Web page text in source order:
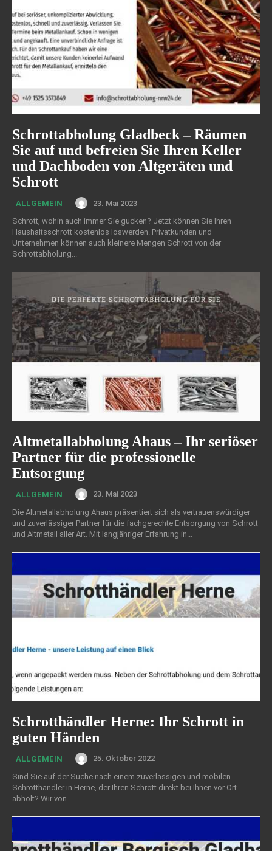
Schrottabholung Gladbeck – Räumen
Sie auf und befreien Sie Ihren Keller
und Dachboden von Altgeräten und
Schrott
ALLGEMEIN
23. Mai 2023
Schrott, wohin auch immer Sie gucken? Jetzt können Sie Ihren
Haushaltsschrott kostenlos loswerden. Privatkunden und
Unternehmen können auch kleinere Mengen Schrott von der
Schrottabholung...
Altmetallabholung Ahaus – Ihr seriöser
Partner für die professionelle
Entsorgung
ALLGEMEIN
23. Mai 2023
Die Altmetallabholung Ahaus präsentiert sich als vertrauenswürdiger
und zuverlässiger Partner für die fachgerechte Entsorgung von Schrott
und Altmetall aller Art. Mit langjähriger Erfahrung in...
Schrotthändler Herne: Ihr Schrott in
guten Händen
ALLGEMEIN
25. Oktober 2022
Sind Sie auf der Suche nach einem zuverlässigen und mobilen
Schrotthändler in Herne, der Ihren Schrott direkt bei Ihnen vor Ort
abholt? Wir von...